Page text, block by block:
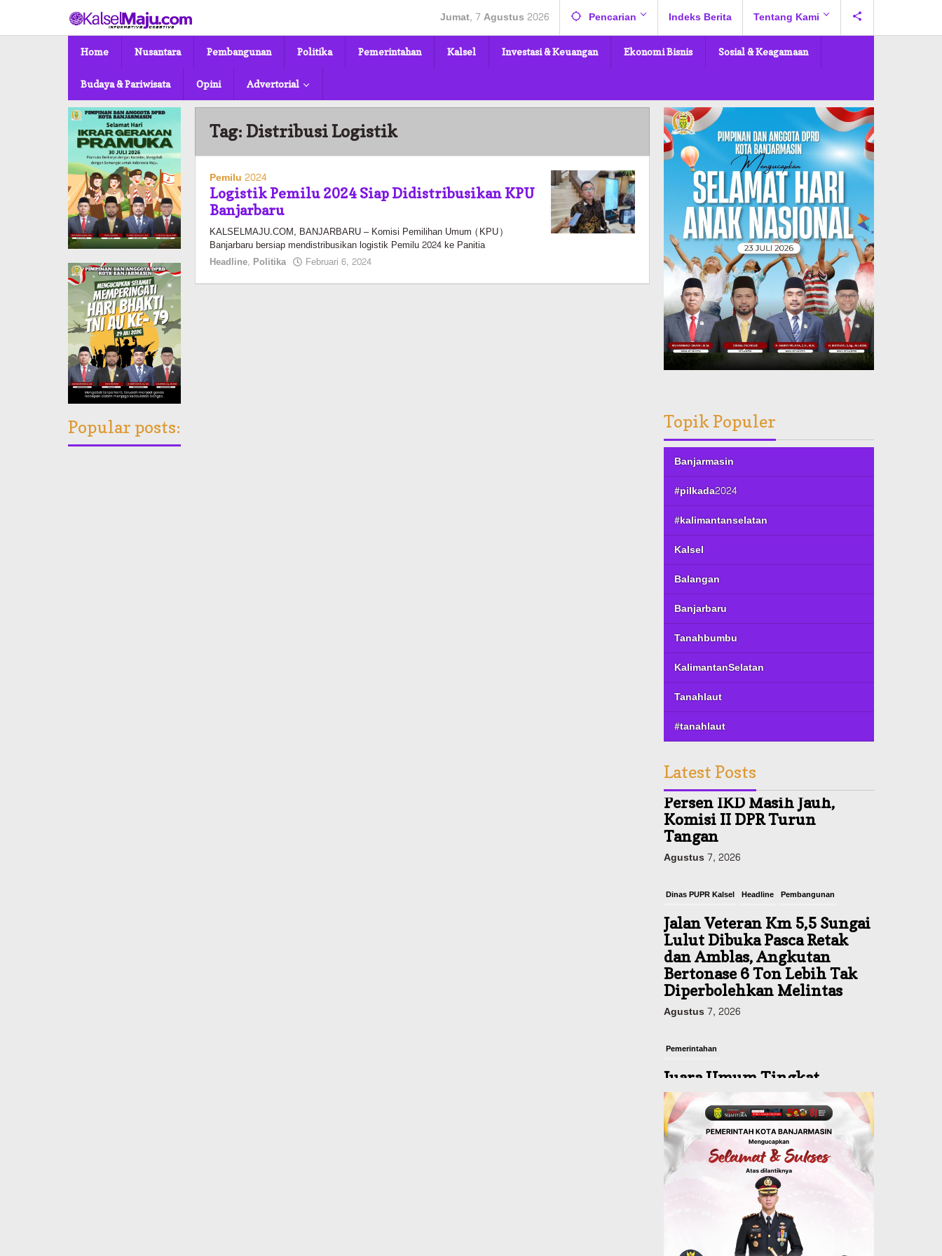
konten
Jumat, 7 Agustus 2026 Pencarian Indeks Berita Tentang Kami
Home Nusantara Pembangunan Politika Pemerintahan Kalsel Investasi & Keuangan Ekonomi Bisnis Sosial & Keagamaan
Budaya & Pariwisata Opini Advertorial
Popular posts:
Tag:Distribusi Logistik
Pemilu 2024
Logistik Pemilu 2024 Siap Didistribusikan KPU
Banjarbaru
KALSELMAJU.COM, BANJARBARU – Komisi Pemilihan Umum (KPU)
Banjarbaru bersiap mendistribusikan logistik Pemilu 2024 ke Panitia
Headline, Politika Februari 6, 2024
pratiwi
Topik Populer
Banjarmasin
#pilkada2024
#kalimantanselatan
Kalsel
Balangan
Banjarbaru
Tanahbumbu
KalimantanSelatan
Tanahlaut
#tanahlaut
Latest Posts
Dinas PUPR Kalsel Headline Pembangunan
Jalan Veteran Km 5,5 Sungai
Lulut Dibuka Pasca Retak
Bertonase 6 Ton Lebih Tak
Diperbolehkan Melintas
Agustus 7, 2026
Pemerintahan
Juara Umum Tingkat
Provinsi, 02SN 2026 di
Diwakili Atlet Banjarbaru
Agustus 7, 2026
Headline Investasi & Keuangan
KUA-PPAS 2027 Banjarbaru
Defisit 170 Miliar,
Pendapatan 1,2 Triliun
Belanja 1,37 Triliun, Tutup
Kekurangan dari SiLPA
Agustus 7, 2026